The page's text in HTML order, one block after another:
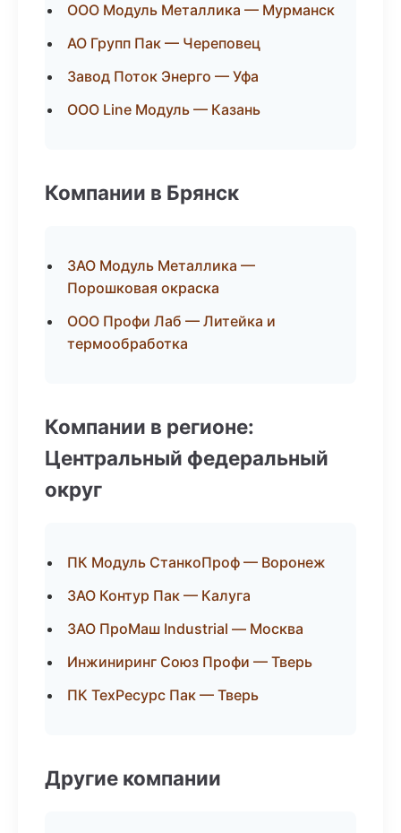
ООО Модуль Металлика — Мурманск
АО Групп Пак — Череповец
Завод Поток Энерго — Уфа
ООО Line Модуль — Казань
Компании в Брянск
ЗАО Модуль Металлика —
Порошковая окраска
ООО Профи Лаб — Литейка и
термообработка
Компании в регионе:
Центральный федеральный
округ
ПК Модуль СтанкоПроф — Воронеж
ЗАО Контур Пак — Калуга
ЗАО ПроМаш Industrial — Москва
Инжиниринг Союз Профи — Тверь
ПК ТехРесурс Пак — Тверь
Другие компании